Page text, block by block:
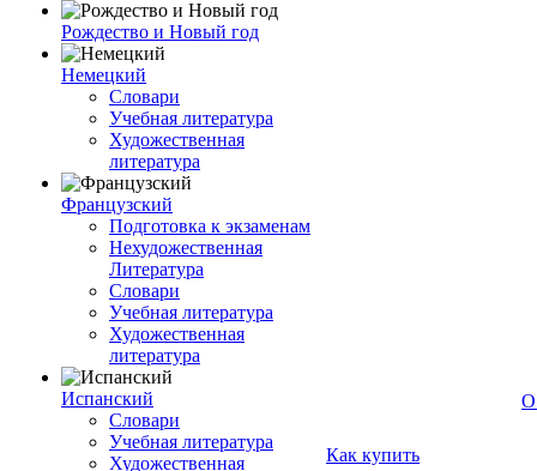
Рождество и Новый год
Немецкий
Словари
Учебная литература
Художественная
литература
Французский
Подготовка к экзаменам
Нехудожественная
Литература
Словари
Учебная литература
Художественная
литература
Испанский
Словари
Учебная литература
Художественная
Как купить
О